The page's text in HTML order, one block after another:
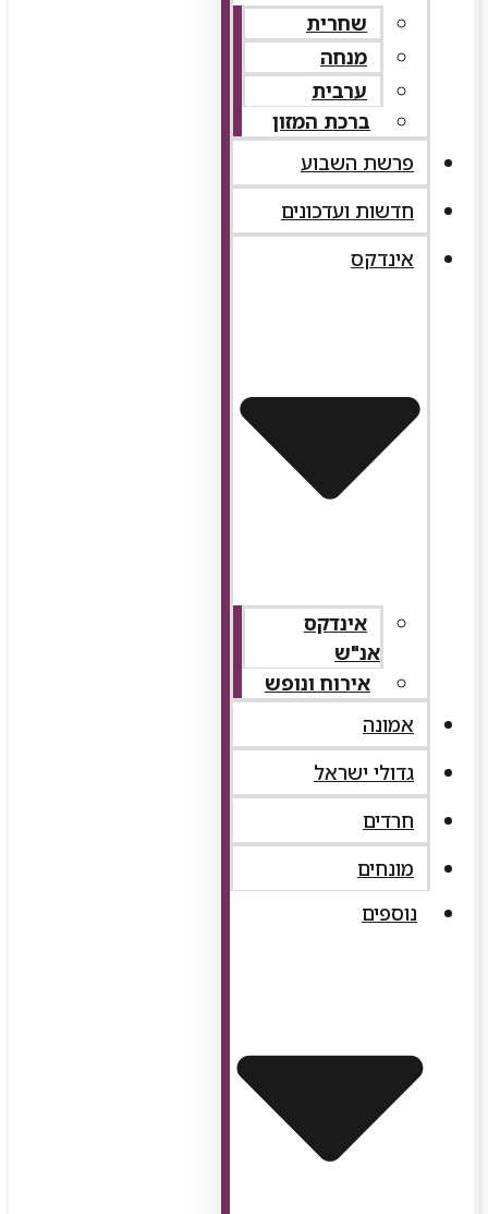
שחרית
מנחה
ערבית
ברכת המזון
פרשת השבוע
חדשות ועדכונים
אינדקס
אינדקס
אנ"ש
אירוח ונופש
אמונה
גדולי ישראל
חרדים
מונחים
נוספים